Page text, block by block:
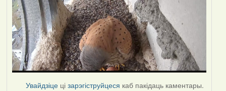
Увайдзіце цізарэгіструйцеся каб пакідаць каментары.